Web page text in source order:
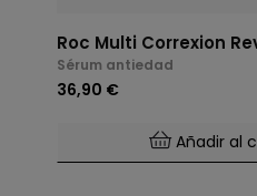
Roc Multi Correxion
Sérum antiedad
36,90 €
Añadir al